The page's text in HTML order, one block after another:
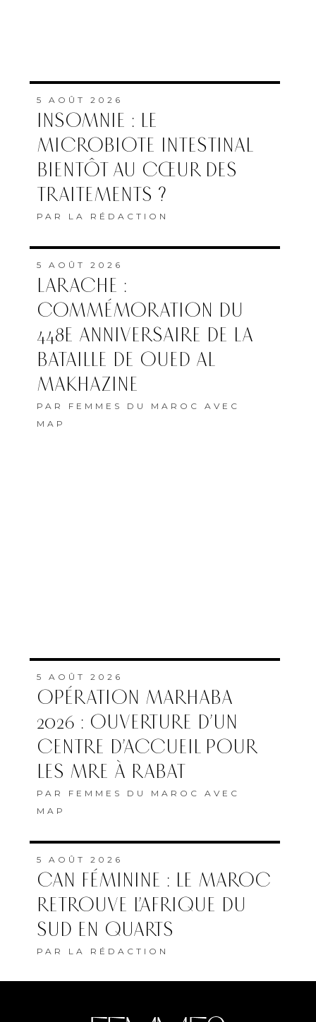
5 AOÛT 2026
INSOMNIE : LE
MICROBIOTE INTESTINAL
BIENTÔT AU CŒUR DES
TRAITEMENTS ?
PAR LA RÉDACTION
5 AOÛT 2026
LARACHE :
COMMÉMORATION DU
448E ANNIVERSAIRE DE LA
BATAILLE DE OUED AL
MAKHAZINE
PAR FEMMES DU MAROC AVEC
MAP
5 AOÛT 2026
OPÉRATION MARHABA
2026 : OUVERTURE D’UN
CENTRE D’ACCUEIL POUR
LES MRE À RABAT
PAR FEMMES DU MAROC AVEC
MAP
5 AOÛT 2026
CAN FÉMININE : LE MAROC
RETROUVE L’AFRIQUE DU
SUD EN QUARTS
PAR LA RÉDACTION